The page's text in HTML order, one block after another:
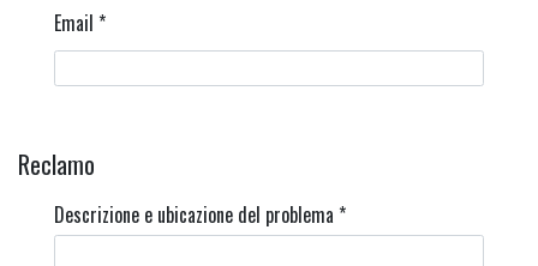
Email *
Reclamo
Descrizione e ubicazione del problema *